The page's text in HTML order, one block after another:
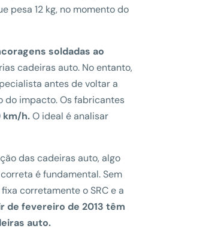
pesa 12 kg, no momento do
soldadas ao
cadeiras auto. No entanto,
antes de voltar a
do impacto. Os fabricantes
km/h.O ideal é analisar
das cadeiras auto, algo
é fundamental. Sem
corretamente o SRC e a
de fevereiro de 2013 têm
auto.